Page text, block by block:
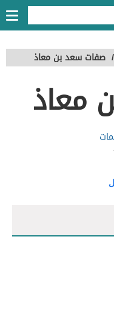
/ صفات سعد بن معاذ
معاذ